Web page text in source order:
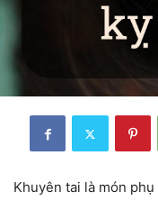
Khuyên tai là món